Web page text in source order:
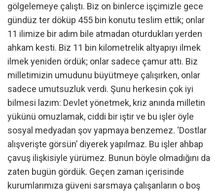
gölgelemeye çalıştı. Biz on binlerce işçimizle gece
gündüz ter döküp 455 bin konutu teslim ettik; onlar
11 ilimize bir adım bile atmadan oturdukları yerden
ahkam kesti. Biz 11 bin kilometrelik altyapıyı ilmek
ilmek yeniden ördük; onlar sadece çamur attı. Biz
milletimizin umudunu büyütmeye çalışırken, onlar
sadece umutsuzluk verdi. Şunu herkesin çok iyi
bilmesi lazım: Devlet yönetmek, kriz anında milletin
yükünü omuzlamak, ciddi bir iştir ve bu işler öyle
sosyal medyadan şov yapmaya benzemez. ‘Dostlar
alışverişte görsün’ diyerek yapılmaz. Bu işler ahbap
çavuş ilişkisiyle yürümez. Bunun böyle olmadığını da
zaten bugün gördük. Geçen zaman içerisinde
kurumlarımıza güveni sarsmaya çalışanların o boş